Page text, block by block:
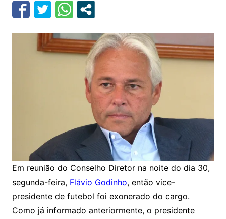
Em reunião do Conselho Diretor na noite do dia 30,
segunda-feira, Flávio Godinho, então vice-
presidente de futebol foi exonerado do cargo.
Como já informado anteriormente, o presidente